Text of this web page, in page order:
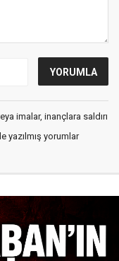
imalar, inançlara saldırı
yazılmış yorumlar